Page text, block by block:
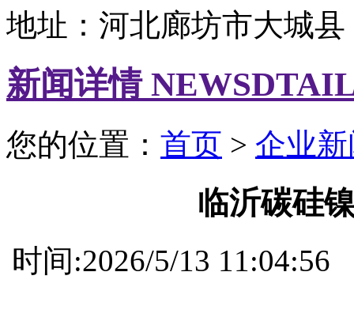
地址：河北廊坊市大城县
新闻详情
您的位置： 首页 > 企业
临沂碳硅
时间:2026/5/13